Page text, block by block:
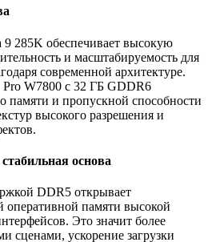
285K обеспечивает высокую
и масштабируемость для
современной архитектуре.
W7800 с 32 ГБ GDDR6
памяти и пропускной способности
высокого разрешения и
основа
DDR5 открывает
оперативной памяти высокой
Это значит более
сценами, ускорение загрузки